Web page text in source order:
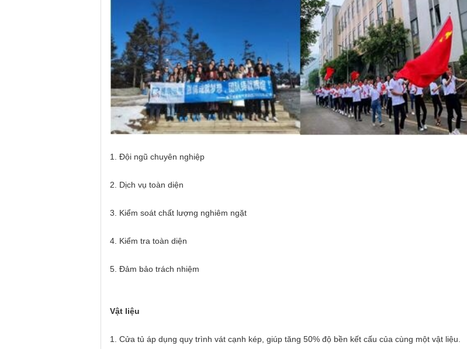
1. Đội ngũ chuyên nghiệp
2. Dịch vụ toàn diện
3. Kiểm soát chất lượng nghiêm ngặt
4. Kiểm tra toàn diện
5. Đảm bảo trách nhiệm
Vật liệu
1. Cửa tủ áp dụng quy trình vát cạnh kép, giúp tăng 50% độ bền kết cấu của cùng một vật liệu.